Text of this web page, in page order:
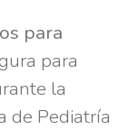
para
para
la
de Pediatría